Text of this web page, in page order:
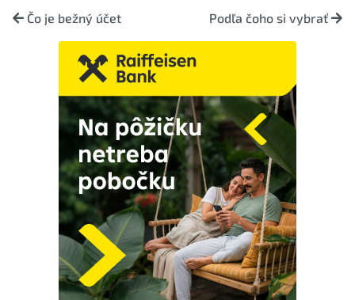
Čo je bežný účet Podľa čoho si vybrať